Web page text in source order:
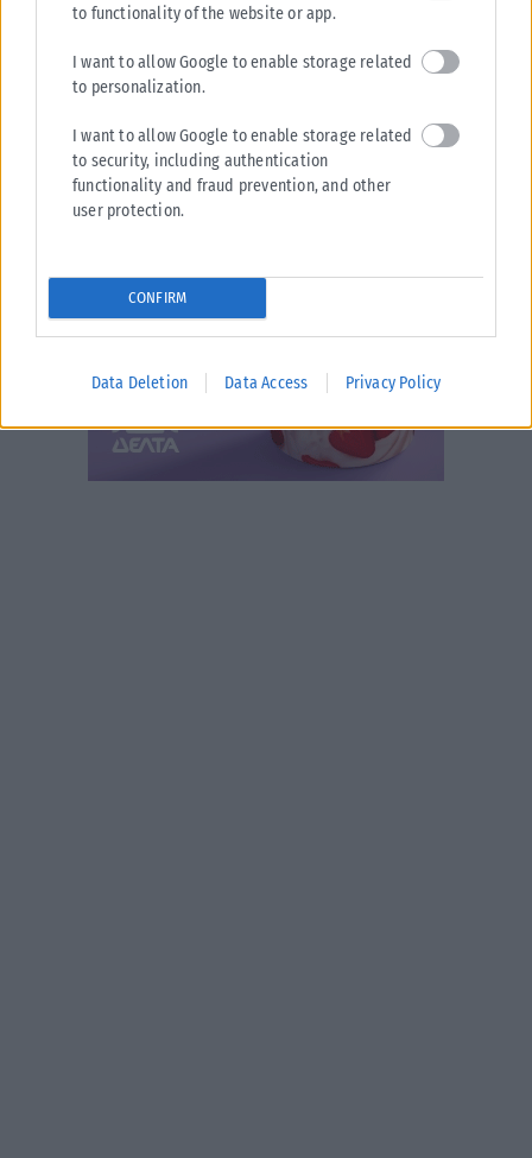
to functionality of the website or app.
I want to allow Google to enable storage related
to personalization.
I want to allow Google to enable storage related
to security, including authentication
functionality and fraud prevention, and other
user protection.
CONFIRM
Data Deletion Data Access Privacy Policy